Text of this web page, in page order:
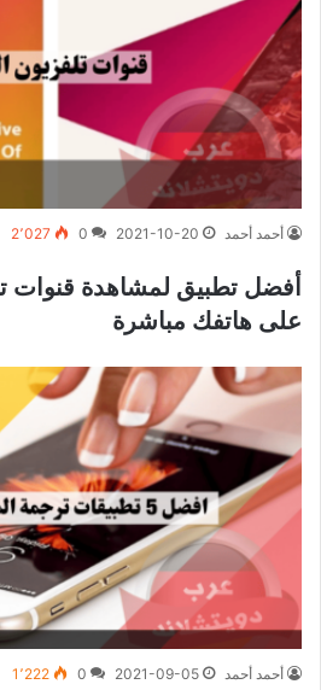
أحمد أحمد 2021-10-20
0 2٬027
أفضل تطبيق لمشاهدة قنوات
على هاتفك مباشرة
أحمد أحمد 2021-09-05
0 1٬222